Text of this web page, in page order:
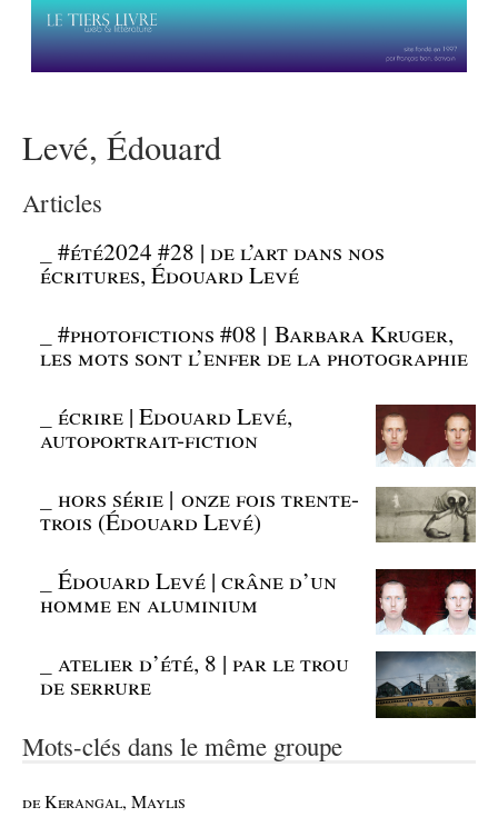
Levé, Édouard
Articles
_#été2024 #28 | de l’art dans nos
écritures, Édouard Levé
_#photofictions #08 | Barbara Kruger,
les mots sont l’enfer de la photographie
_écrire | Edouard Levé,
autoportrait-fiction
_hors série | onze fois trente-
trois (Édouard Levé)
_Édouard Levé | crâne d’un
homme en aluminium
_atelier d’été, 8 | par le trou
de serrure
Mots-clés dans le même groupe
de Kerangal, Maylis